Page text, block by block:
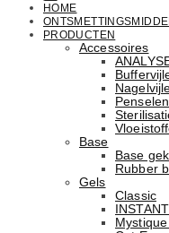
HOME
PRODUCTEN
Accessoires
Base
Basе
Rubber
Gels
Classic